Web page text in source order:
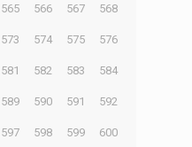
565 566 567 568
573 574 575 576
581 582 583 584
589 590 591 592
597 598 599 600